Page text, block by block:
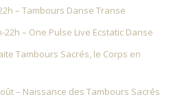
– Tambours Danse Transe
– One Pulse Live Ecstatic Danse
Tambours Sacrés, le Corps en
– Naissance des Tambours Sacrés